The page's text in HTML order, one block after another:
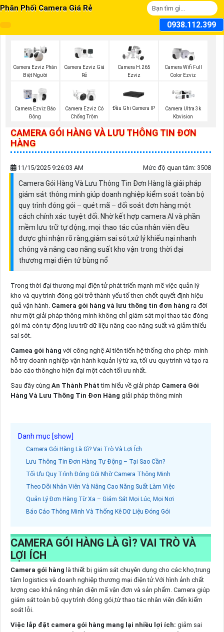
Phân Phối Camera Giá Rẻ
0938.112.399
Camera Ezviz Phân
Biệt Người
Camera Ezviz Giá
Rẻ
Camera H.265
Ezviz
Camera Wifi Full
Color Ezviz
Camera Ezviz Báo
Động
Camera Ezviz Có
Chống Trộm
Đầu Ghi Camera IP
Camera Ultra 3k
Kbvision
CAMERA GÓI HÀNG VÀ LƯU THÔNG TIN ĐƠN
HÀNG
11/15/2025 9:26:03 AM Mức độ quan tâm: 3508
Camera Gói Hàng Và Lưu Thông Tin Đơn Hàng là giải pháp
giám sát thông minh giúp doanh nghiệp kiểm soát toàn bộ
quy trình đóng gói – quét mã – đối soát đơn hàng một
cách chính xác tuyệt đối. Nhờ kết hợp camera AI và phần
mềm lưu trữ tự động, mọi thao tác của nhân viên đều
được ghi nhận rõ ràng,giảm sai sót,xử lý khiếu nại nhanh
chóng và nâng cao năng suất kho vận trong thời đại
thương mại điện tử bùng nổ
Trong thời đại thương mại điện tử phát triển mạnh mẽ việc quản lý
kho và quy trình đóng gói trở thành yếu tố then chốt quyết định hiệu
quả vận hành. Camera gói hàng và lưu thông tin đơn hàng ra đời
như một giải pháp thông minh không chỉ giám sát mọi thao tác đóng
gói mà còn tự động lưu trữ dữ liệu nâng cao năng suất và giảm thiểu
sai sót.
Camea gói hàng với công nghệ AI tiên tiến hệ thống cho phép minh
hỗ trợ doanh nghiệp vận hành kquản lý từ xa, tối ưu quy trình và tạo ra
báo cáo thôngho hiện đại một cách tối ưu nhất.
Sau đây cùng An Thành Phát tìm hiểu về giải pháp Camera Gói
Hàng Và Lưu Thông Tin Đơn Hàng giải pháp thông minh
Camera Gói Hàng Là Gì? Vai Trò Và Lợi Ích
Lưu Thông Tin Đơn Hàng Tự Động – Tại Sao Cần?
Tối Ưu Quy Trình Đóng Gói Nhờ Camera Thông Minh
Theo Dõi Nhân Viên Và Nâng Cao Năng Suất Làm Việc
Quản Lý Đơn Hàng Từ Xa – Giám Sát Mọi Lúc, Mọi Nơi
Báo Cáo Thông Minh Và Thống Kê Dữ Liệu Đóng Gói
CAMERA GÓI HÀNG LÀ GÌ? VAI TRÒ VÀ
LỢI ÍCH
Camera gói hàng là thiết bị giám sát chuyên dụng cho các kho,trung
tâm logistics và doanh nghiệp thương mại điện tử.Với hình ảnh chất
lượng cao khả năng nhận diện mã vận đơn và sản phẩm. Camera giúp
giám sát toàn bộ quy trình đóng gói,từ thao tác nhân viên đến kiểm
soát lỗi.
Việc lắp đặt camera gói hàng mang lại nhiều lợi ích: giảm sai